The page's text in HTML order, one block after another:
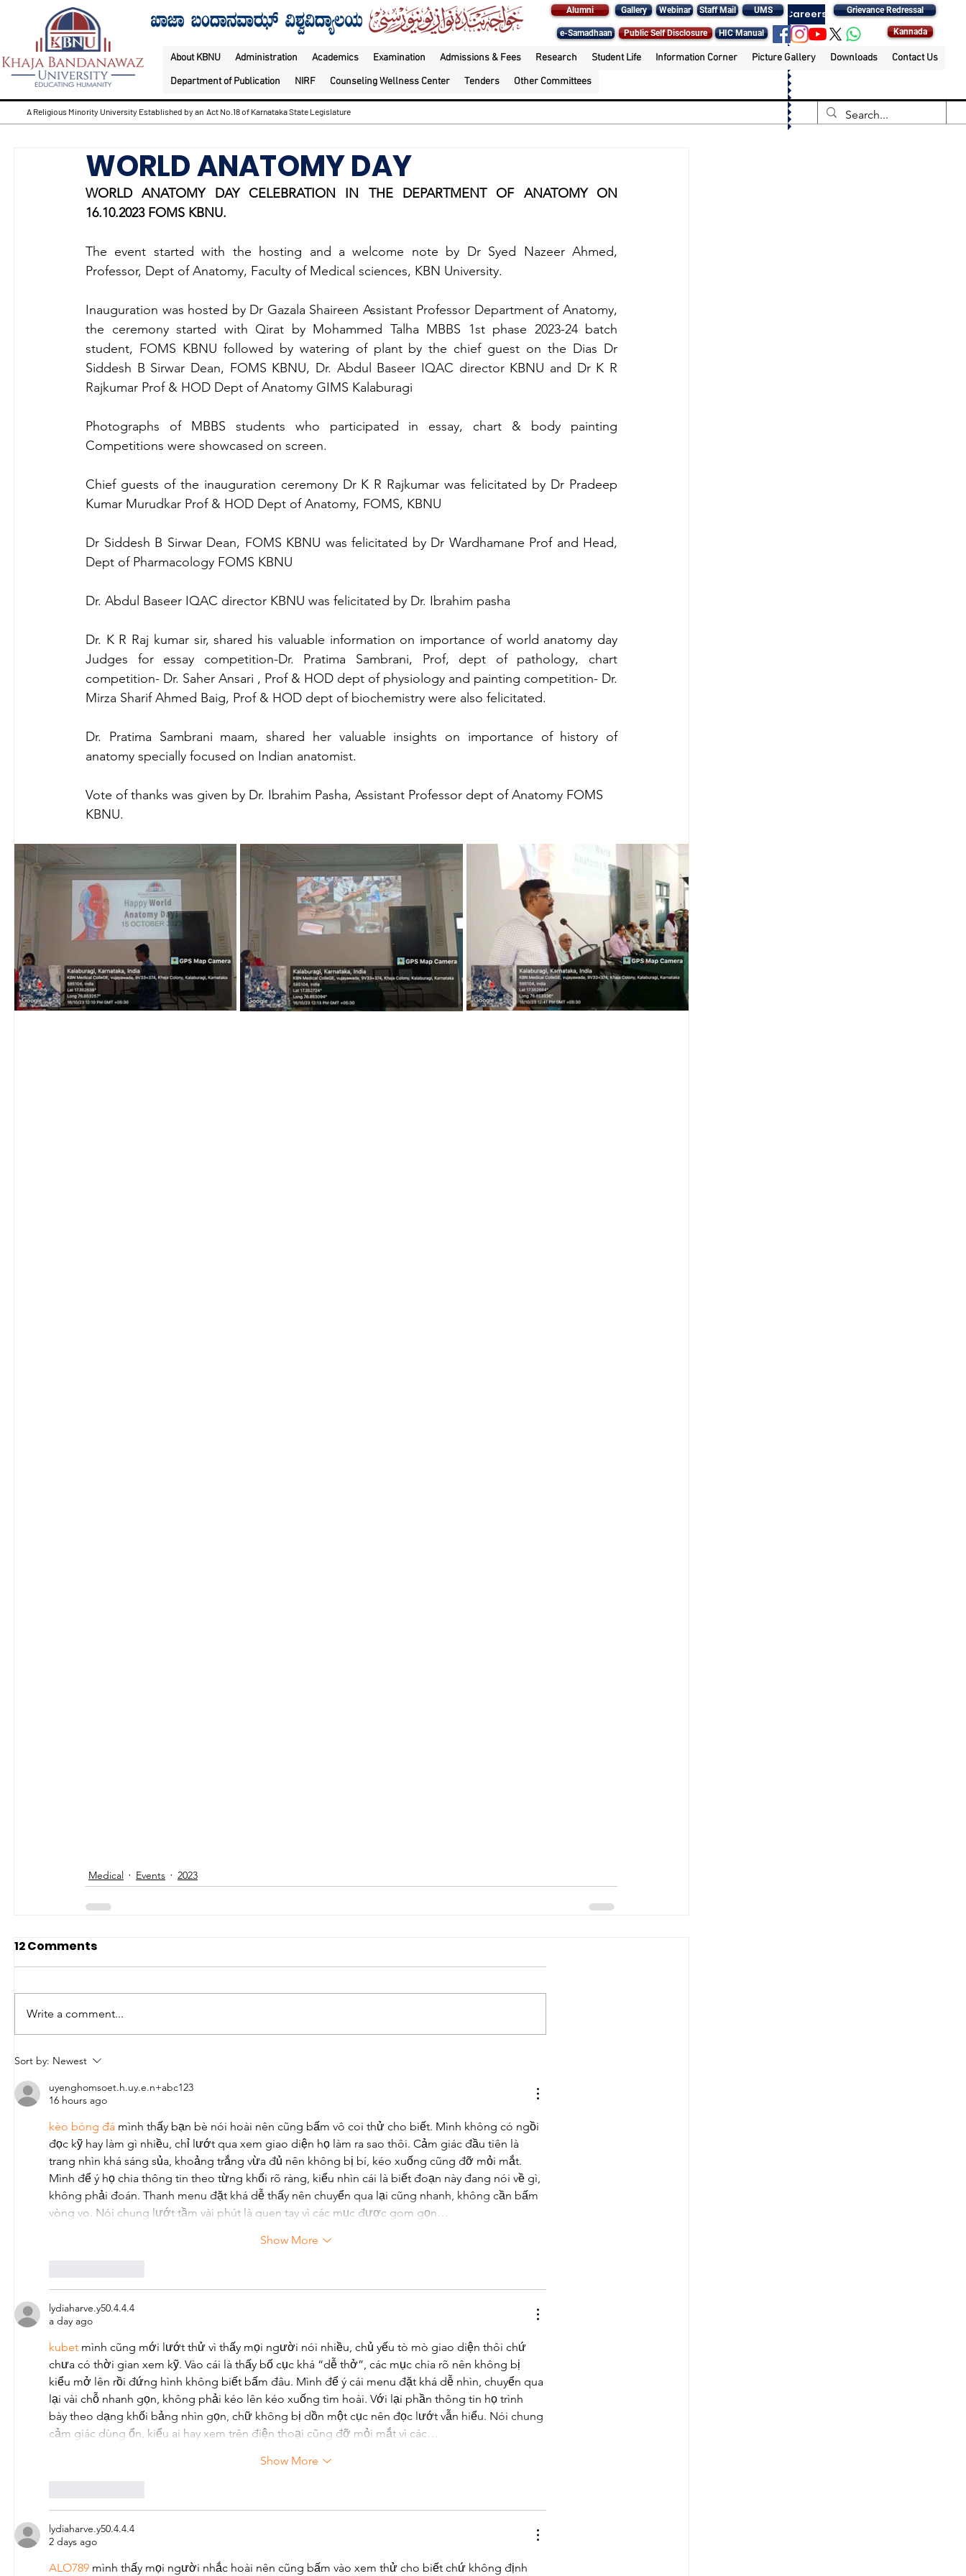
Alumni Gallery Webinar Staff Mail UMS Careers Grievance Redressal
e-Samadhaan Public Self Disclosure HIC Manual Kannada
About KBNU Administration Academics Examination Admissions & Fees Research Student Life Information Corner Picture Gallery Downloads
Contact Us
Department of Publication
NIRF Counseling Wellness Center Tenders Other Committees
A Religious Minority University Established by an Act No.18 of Karnataka State Legislature
WORLD ANATOMY DAY
WORLD ANATOMY DAY CELEBRATION IN THE DEPARTMENT OF ANATOMY ON
16.10.2023 FOMS KBNU.
The event started with the hosting and a welcome note by Dr Syed Nazeer Ahmed,
Professor, Dept of Anatomy, Faculty of Medical sciences, KBN University.
Inauguration was hosted by Dr Gazala Shaireen Assistant Professor Department of Anatomy,
the ceremony started with Qirat by Mohammed Talha MBBS 1st phase 2023-24 batch
student, FOMS KBNU followed by watering of plant by the chief guest on the Dias Dr
Siddesh B Sirwar Dean, FOMS KBNU, Dr. Abdul Baseer IQAC director KBNU and Dr K R
Rajkumar Prof & HOD Dept of Anatomy GIMS Kalaburagi
Photographs of MBBS students who participated in essay, chart & body painting
Competitions were showcased on screen.
Chief guests of the inauguration ceremony Dr K R Rajkumar was felicitated by Dr Pradeep
Kumar Murudkar Prof & HOD Dept of Anatomy, FOMS, KBNU
Dr Siddesh B Sirwar Dean, FOMS KBNU was felicitated by Dr Wardhamane Prof and Head,
Dept of Pharmacology FOMS KBNU
Dr. Abdul Baseer IQAC director KBNU was felicitated by Dr. Ibrahim pasha
Dr. K R Raj kumar sir, shared his valuable information on importance of world anatomy day
Judges for essay competition-Dr. Pratima Sambrani, Prof, dept of pathology, chart
competition- Dr. Saher Ansari , Prof & HOD dept of physiology and painting competition- Dr.
Mirza Sharif Ahmed Baig, Prof & HOD dept of biochemistry were also felicitated.
Dr. Pratima Sambrani maam, shared her valuable insights on importance of history of
anatomy specially focused on Indian anatomist.
Vote of thanks was given by Dr. Ibrahim Pasha, Assistant Professor dept of Anatomy FOMS
KBNU.
Medical Events 2023
12 Comments
Write a comment...
Sort by: Newest
uyenghomsoet.h.uy.e.n+abc123
16 hours ago
kèo bóng đá mình thấy bạn bè nói hoài nên cũng bấm vô coi thử cho biết. Mình không có ngồi
đọc kỹ hay làm gì nhiều, chỉ lướt qua xem giao diện họ làm ra sao thôi. Cảm giác đầu tiên là
trang nhìn khá sáng sủa, khoảng trắng vừa đủ nên không bị bí, kéo xuống cũng đỡ mỏi mắt.
Mình để ý họ chia thông tin theo từng khối rõ ràng, kiểu nhìn cái là biết đoạn này đang nói về gì,
không phải đoán. Thanh menu đặt khá dễ thấy nên chuyển qua lại cũng nhanh, không cần bấm
vòng vo. Nói chung lướt tầm vài phút là quen tay vì các mục được gom gọn…
Show More
lydiaharve.y50.4.4.4
a day ago
kubet mình cũng mới lướt thử vì thấy mọi người nói nhiều, chủ yếu tò mò giao diện thôi chứ
chưa có thời gian xem kỹ. Vào cái là thấy bố cục khá “dễ thở”, các mục chia rõ nên không bị
kiểu mở lên rồi đứng hình không biết bấm đâu. Mình để ý cái menu đặt khá dễ nhìn, chuyển qua
lại vài chỗ nhanh gọn, không phải kéo lên kéo xuống tìm hoài. Với lại phần thông tin họ trình
bày theo dạng khối bảng nhìn gọn, chữ không bị dồn một cục nên đọc lướt vẫn hiểu. Nói chung
cảm giác dùng ổn, kiểu ai hay xem trên điện thoại cũng đỡ mỏi mắt vì các…
Show More
lydiaharve.y50.4.4.4
2 days ago
ALO789 mình thấy mọi người nhắc hoài nên cũng bấm vào xem thử cho biết chứ không định